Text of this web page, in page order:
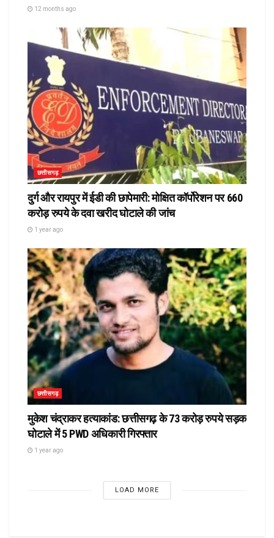
12 months ago
छत्तीसगढ़
दुर्ग और रायपुर में ईडी की छापेमारी: मोक्षित कॉर्पोरेशन पर 660
करोड़ रुपये के दवा खरीद घोटाले की जांच
1 year ago
छत्तीसगढ़
मुकेश चंद्राकर हत्याकांड: छत्तीसगढ़ के 73 करोड़ रुपये सड़क
घोटाले में 5 PWD अधिकारी गिरफ्तार
1 year ago
LOAD MORE